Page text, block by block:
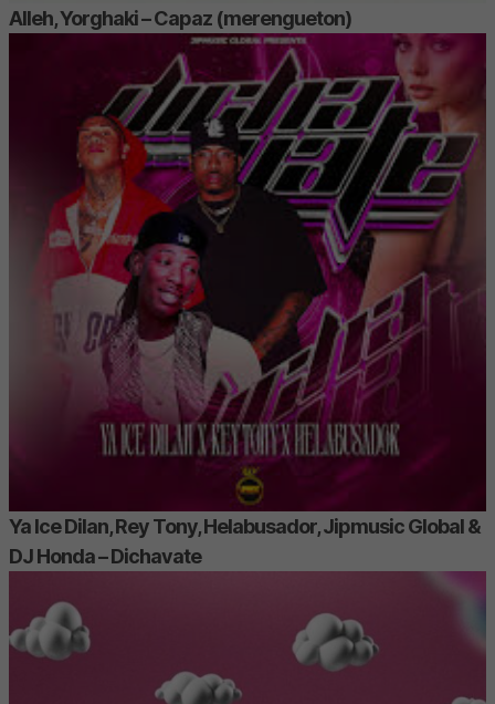
Alleh, Yorghaki – Capaz (merengueton)
Ya Ice Dilan, Rey Tony, Helabusador, Jipmusic Global &
DJ Honda – Dichavate